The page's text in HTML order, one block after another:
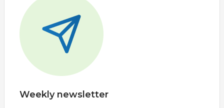
Weekly newsletter